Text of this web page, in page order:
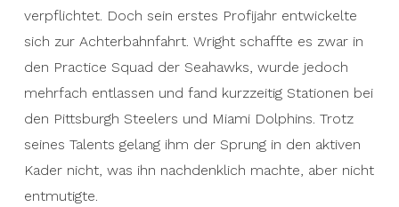
verpflichtet. Doch sein erstes Profijahr entwickelte
sich zur Achterbahnfahrt. Wright schaffte es zwar in
den Practice Squad der Seahawks, wurde jedoch
mehrfach entlassen und fand kurzzeitig Stationen bei
den Pittsburgh Steelers und Miami Dolphins. Trotz
seines Talents gelang ihm der Sprung in den aktiven
Kader nicht, was ihn nachdenklich machte, aber nicht
entmutigte.